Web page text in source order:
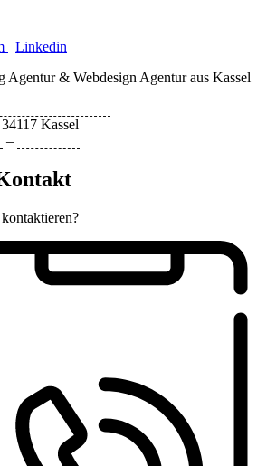
Linkedin
Agentur & Webdesign Agentur aus Kassel
Kassel
–